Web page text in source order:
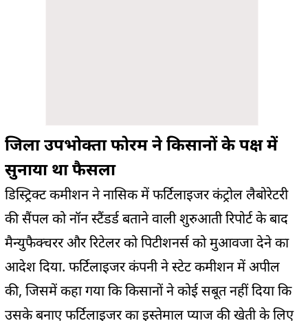
जिला उपभोक्ता फोरम ने किसानों के पक्ष में
सुनाया था फैसला
डिस्ट्रिक्ट कमीशन ने नासिक में फर्टिलाइजर कंट्रोल लैबोरेटरी
की सैंपल को नॉन स्टैंडर्ड बताने वाली शुरुआती रिपोर्ट के बाद
मैन्युफैक्चरर और रिटेलर को पिटीशनर्स को मुआवजा देने का
आदेश दिया. फर्टिलाइजर कंपनी ने स्टेट कमीशन में अपील
की, जिसमें कहा गया कि किसानों ने कोई सबूत नहीं दिया कि
उसके बनाए फर्टिलाइजर का इस्तेमाल प्याज की खेती के लिए